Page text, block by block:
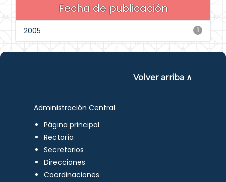
Fecha de publicación
1
2005
Volver arriba ∧
Administración Central
Página principal
Rectoría
Secretarios
Direcciones
Coordinaciones